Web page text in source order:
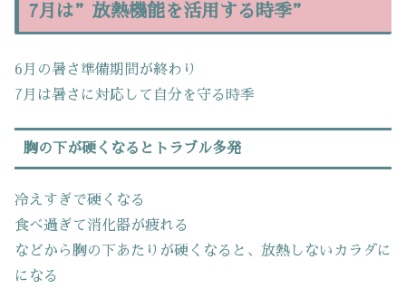
7月は”放熱機能を活用する時季”
6月の暑さ準備期間が終わり
7月は暑さに対応して自分を守る時季
胸の下が硬くなるとトラブル多発
冷えすぎで硬くなる
食べ過ぎて消化器が疲れる
などから胸の下あたりが硬くなると、放熱しないカラダに
になる